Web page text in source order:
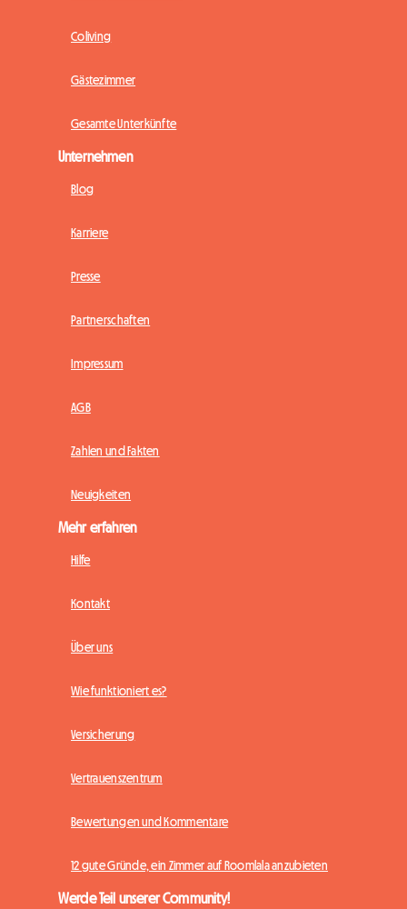
Coliving
Gästezimmer
Gesamte Unterkünfte
Unternehmen
Blog
Karriere
Presse
Partnerschaften
Impressum
AGB
Zahlen und Fakten
Neuigkeiten
Mehr erfahren
Hilfe
Kontakt
Über uns
Wie funktioniert es?
Versicherung
Vertrauenszentrum
Bewertungen und Kommentare
12 gute Gründe, ein Zimmer auf Roomlala anzubieten
Werde Teil unserer Community!